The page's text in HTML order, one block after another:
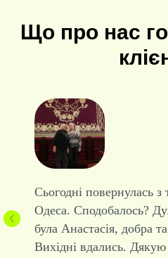
Що про нас
Я був просто в захваті
Чудові краєвиди,
смачна кухня і